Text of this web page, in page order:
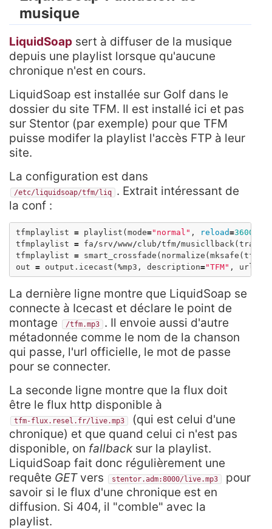
musique
LiquidSoap sert à diffuser de la musique
depuis une playlist lorsque qu'aucune
chronique n'est en cours.
LiquidSoap est installée sur Golf dans le
dossier du site TFM. Il est installé ici et pas
sur Stentor (par exemple) pour que TFM
puisse modifer la playlist l'accès FTP à leur
site.
La configuration est dans
/etc/liquidsoap/tfm/liq
. Extrait intéressant de
la conf :
tfmplaylist = playlist (mode="normal" , reload=3600
tfmplaylist = fa /srv /www/club /tfm/musicllback (
tfmplaylist = smart_crossfade ( normalize (mksafe (
out = output . icecast (%mp3 , description="TFM" , url
La dernière ligne montre que LiquidSoap se
connecte à Icecast et déclare le point de
montage
/tfm.mp3
. Il envoie aussi d'autre
métadonnée comme le nom de la chanson
qui passe, l'url officielle, le mot de passe
pour se connecter.
La seconde ligne montre que la flux doit
être le flux http disponible à
tfm-flux.resel.fr/live.mp3
(qui est celui d'une
chronique) et que quand celui ci n'est pas
disponible, on fallbacksur la playlist.
LiquidSoap fait donc régulièrement une
requête GETvers stentor.adm:8000/live.mp3
pour
savoir si le flux d'une chronique est en
diffusion. Si 404, il "comble" avec la
playlist.